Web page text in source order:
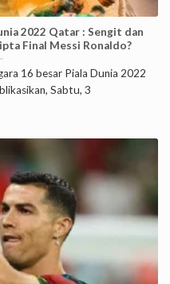
2022 Qatar : Sengit dan
Final Messi Ronaldo?
16 besar Piala Dunia 2022
Sabtu, 3